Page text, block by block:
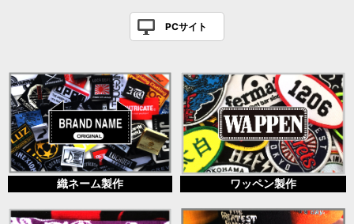
PCサイト
織ネーム製作 ワッペン製作